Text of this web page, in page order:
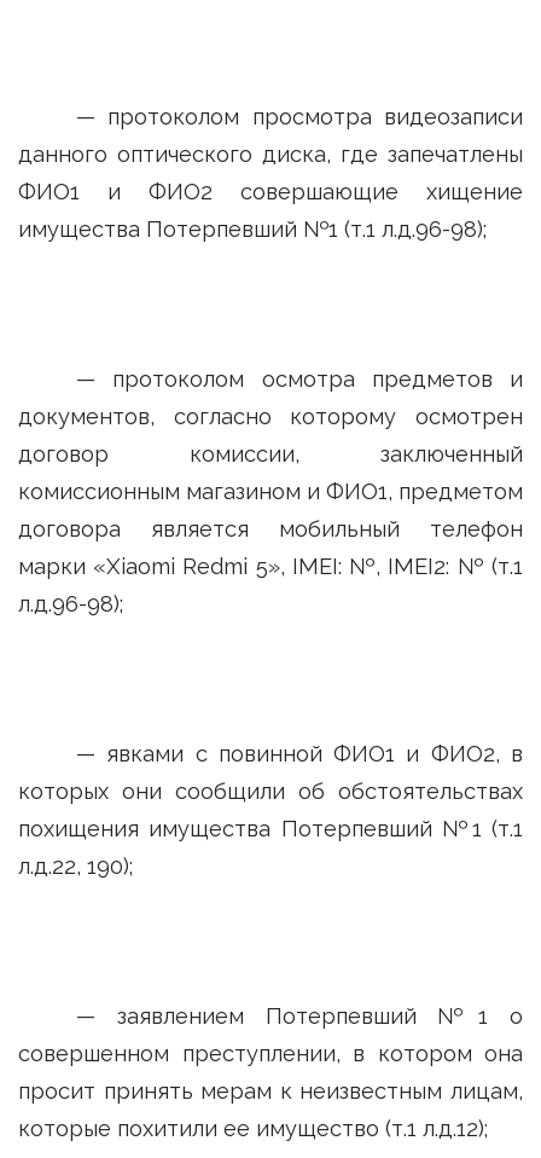
— протоколом просмотра видеозаписи
данного оптического диска, где запечатлены
ФИО1 и ФИО2 совершающие хищение
имущества Потерпевший №1 (т.1 л.д.96-98);
— протоколом осмотра предметов и
документов, согласно которому осмотрен
договор комиссии, заключенный
комиссионным магазином и ФИО1, предметом
договора является мобильный телефон
марки «Xiaomi Redmi 5», IMEI: №, IMEI2: № (т.1
л.д.96-98);
— явками с повинной ФИО1 и ФИО2, в
которых они сообщили об обстоятельствах
похищения имущества Потерпевший №1 (т.1
л.д.22, 190);
— заявлением Потерпевший №1 о
совершенном преступлении, в котором она
просит принять мерам к неизвестным лицам,
которые похитили ее имущество (т.1 л.д.12);